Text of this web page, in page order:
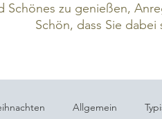
Schönes zu genießen,
Schön, dass Sie dabei
Allgemein